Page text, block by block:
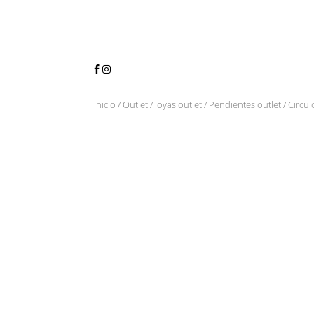
Inicio /Outlet/ Joyas outlet/ Pendientes outlet/